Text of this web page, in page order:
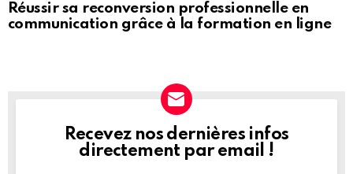
Réussir sa reconversion professionnelle en
communication grâce à la formation en ligne
NEWSLETTER
Recevez nos dernières infos
directement par email !